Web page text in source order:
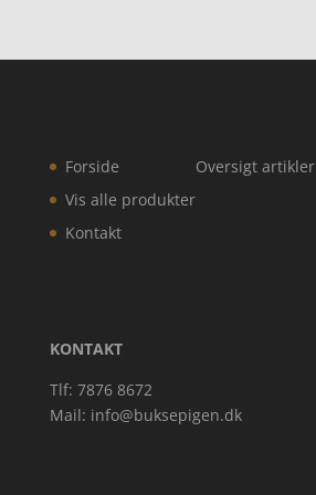
Forside
Vis alle produkter
Kontakt
Oversigt artikler
KONTAKT
Tlf: 7876 8672
Mail: info@buksepigen.dk